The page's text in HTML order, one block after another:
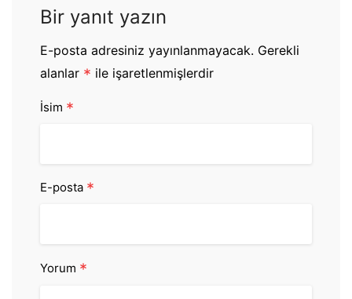
Bir yanıt yazın
E-posta adresiniz yayınlanmayacak. Gerekli
alanlar * ile işaretlenmişlerdir
İsim *
E-posta *
Yorum *